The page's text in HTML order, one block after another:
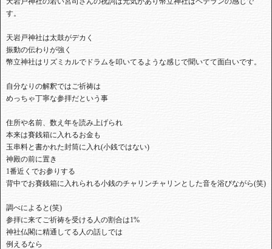
す。
天岩戸神社は太鼓がデカく
振動の伝わりが強く
幣立神社はリズミカルでドラムを叩いてるような感じで聞いてて面白いです。
自分なりの解釈ではご祈祷は
めっちゃ丁寧な参拝だという事
住所や名前、数え年を読み上げられ
本来は賽銭箱に入れるお金も
玉串料と書かれた封筒に入れ(小銭ではない)
神殿の前に置き
1番近くでお参りする
背中でお賽銭箱に入れられる小銭のチャリンチャリンとした音を浴びながら(笑)
調べによると(笑)
参拝に来てご祈祷を受ける人の割合は1%
神社仏閣に精通してる人の話しでは
例えるなら